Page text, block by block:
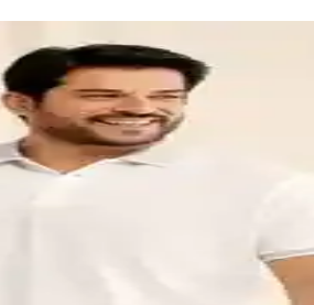
Bir Arada
kullanım alanlarıyla hava koşullarına
Kış Kıyafeti
hem şıklık hem de fonksiyonellik
100% Pamuk
ve casual tarzlara uygun şık ve rahat